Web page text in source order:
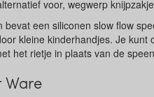
voor, wegwerp
een siliconen slow flow
kleine kinderhandjes. Je kunt
het rietje in plaats van de
Ware